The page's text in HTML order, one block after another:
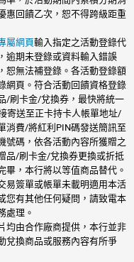
惠回饋乙次，恕不得跨級距重
屬網頁輸入指定之活動登錄代
逾期未登錄或資料輸入錯誤
恕無法補登錄。各活動登錄額
網頁。符合活動回饋資格登錄
/刷卡金/兌換券，最快將統一
寄送至正卡持卡人帳單地址/
消費/將紅利PIN碼發送簡訊至
號碼，依各活動內容所獲贈之
品/刷卡金/兌換券更換或折抵
畢，本行將以等值商品替代。
易簽單或帳單未載明適用本活
您有其他任何疑問，請致電本
處理。
均由合作廠商提供，本行並非
兌換商品或服務內容有所爭